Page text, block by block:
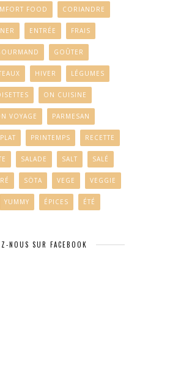
FOOD CORIANDRE
ENTRÉE FRAIS
GOÛTER
HIVER LÉGUMES
ON CUISINE
VOYAGE PARMESAN
PLAT PRINTEMPS RECETTE
SALADE SALT SALÉ
SÖTA VEGE VEGGIE
YUMMY ÉPICES ÉTÉ
NOUS SUR FACEBOOK